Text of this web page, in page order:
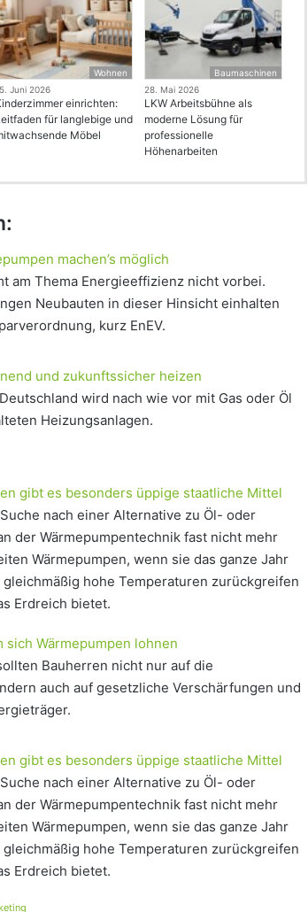
Wohnen
Juni 2026
einrichten:
für langlebige und
Möbel
Baumaschinen
28. Mai 2026
LKW Arbeitsbühne als
moderne Lösung für
professionelle
Höhenarbeiten
machen’s möglich
am Thema Energieeffizienz nicht vorbei.
Neubauten in dieser Hinsicht einhalten
kurz EnEV.
und zukunftssicher heizen
wird nach wie vor mit Gas oder Öl
Heizungsanlagen.
gibt es besonders üppige staatliche Mittel
nach einer Alternative zu Öl- oder
der Wärmepumpentechnik fast nicht mehr
Wärmepumpen, wenn sie das ganze Jahr
hohe Temperaturen zurückgreifen
Erdreich bietet.
sich Wärmepumpen lohnen
Bauherren nicht nur auf die
auch auf gesetzliche Verschärfungen und
gibt es besonders üppige staatliche Mittel
nach einer Alternative zu Öl- oder
der Wärmepumpentechnik fast nicht mehr
Wärmepumpen, wenn sie das ganze Jahr
hohe Temperaturen zurückgreifen
Erdreich bietet.